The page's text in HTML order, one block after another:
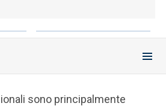
sono principalmente